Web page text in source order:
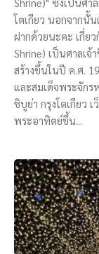
โตเกียว นอกจากนั้
ฝากด้วยนะคะ เกี่ยว
Shrine) เป็นศาลเ
สร้างขึ้นในปี ค.ศ.
และสมเด็จพระจักร
ชิบูย่า กรุงโตเกียว
พระอาทิตย์ขึ้น...